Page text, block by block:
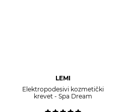
LEMI
Elektropodesivi kozmetički
krevet - Spa Dream